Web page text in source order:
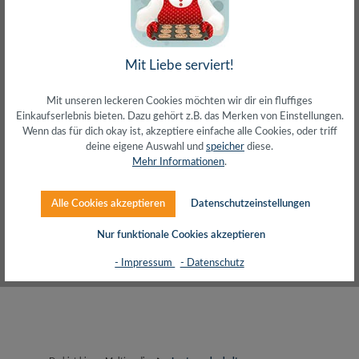
Produkte filtern
Keine Produkte gefunden.
Mit Liebe serviert!
Mit unseren leckeren Cookies möchten wir dir ein fluffiges
Einkaufserlebnis bieten. Dazu gehört z.B. das Merken von Einstellungen.
Wenn das für dich okay ist, akzeptiere einfache alle Cookies, oder triff
deine eigene Auswahl und speicher diese.
Mehr Informationen.
Alle Cookies akzeptieren Datenschutzeinstellungen
Nur funktionale Cookies akzeptieren
- Impressum - Datenschutz